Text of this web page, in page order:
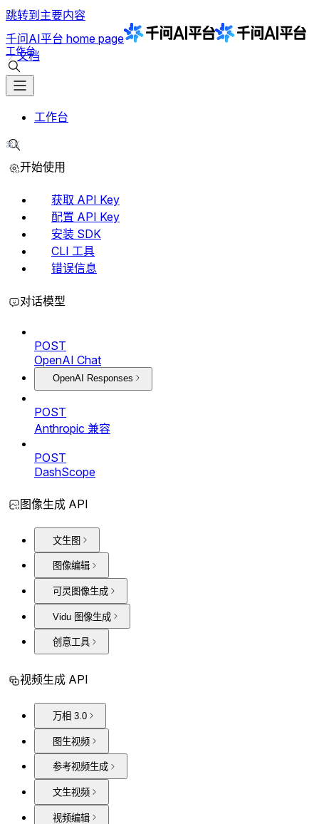
跳转到主要内容
千问AI平台 home page
文档
工作台
工作台
⌘K
开始使用
获取 API Key
配置 API Key
安装 SDK
CLI 工具
错误信息
对话模型
POST
OpenAI Chat
OpenAI Responses
POST
Anthropic 兼容
POST
DashScope
图像生成 API
文生图
图像编辑
可灵图像生成
Vidu 图像生成
创意工具
视频生成 API
万相 3.0
图生视频
参考视频生成
文生视频
视频编辑